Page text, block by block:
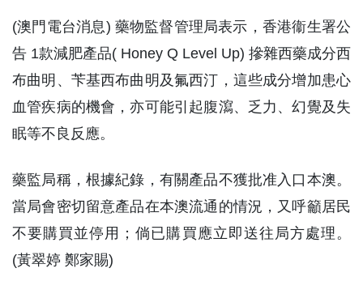
(澳門電台消息) 藥物監督管理局表示，香港衞生署公
告 1款減肥產品( Honey Q Level Up) 摻雜西藥成分西
布曲明、苄基西布曲明及氟西汀，這些成分增加患心
血管疾病的機會，亦可能引起腹瀉、乏力、幻覺及失
眠等不良反應。
藥監局稱，根據紀錄，有關產品不獲批准入口本澳。
當局會密切留意產品在本澳流通的情況，又呼籲居民
不要購買並停用；倘已購買應立即送往局方處理。
(黃翠婷 鄭家賜)